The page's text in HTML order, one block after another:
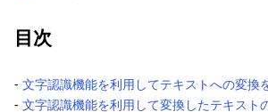
目次
- 文字認識機能を利用してテキストへの変換
- 文字認識機能を利用して変換したテキスト